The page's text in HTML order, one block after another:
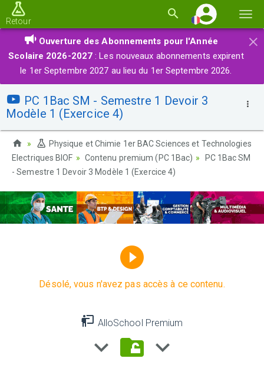
la
Retour
×
Ouverture des Abonnements pour l'Année
Scolaire 2026-2027 : Les nouveaux abonnements expirent
le 1er Septembre 2027 au lieu du 1er Septembre 2026.
PC 1Bac SM - Semestre 1 Devoir 3
Modèle 1 (Exercice 4)
Physique et Chimie 1er BAC Sciences et Technologies
Electriques BIOF
Contenu premium (PC 1Bac)
PC 1Bac SM
- Semestre 1 Devoir 3 Modèle 1 (Exercice 4)
Désolé, vous n'avez pas accès à ce contenu.
AlloSchool Premium